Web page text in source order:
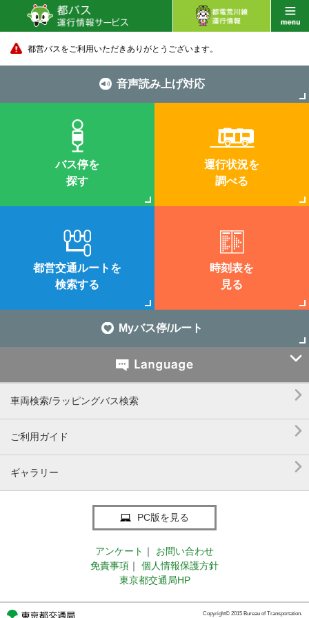
都営バスをご利用いただきありがとうございます。
音声読み上げ対応
バス停を
探す
運行状況を
調べる
都営交通ルートを
検索する
時刻表を
見る
Myバス停/ルート

車両検索/ラッピングバス検索 
ご利用ガイド 
ギャラリー 
PC版を見る
アンケート ｜
お問い合わせ
免責事項 ｜
個人情報保護方針
東京都交通局HP
Copyright© 2015 Bureau of Transportation.